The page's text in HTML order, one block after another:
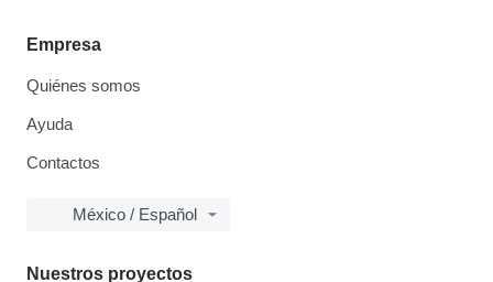
Empresa
Quiénes somos
Ayuda
Contactos
México / Español
Nuestros proyectos